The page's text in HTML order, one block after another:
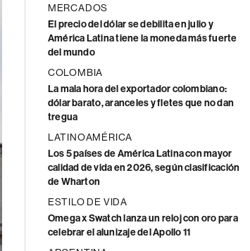
MERCADOS
El precio del dólar se debilita en julio y
América Latina tiene la moneda más fuerte
del mundo
COLOMBIA
La mala hora del exportador colombiano:
dólar barato, aranceles y fletes que no dan
tregua
LATINOAMÉRICA
Los 5 países de América Latina con mayor
calidad de vida en 2026, según clasificación
de Wharton
ESTILO DE VIDA
Omega x Swatch lanza un reloj con oro para
celebrar el alunizaje del Apollo 11